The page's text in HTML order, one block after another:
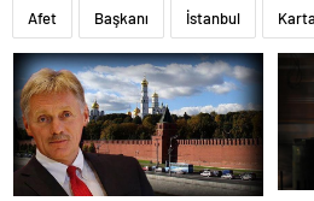
Afet Başkanı İstanbul